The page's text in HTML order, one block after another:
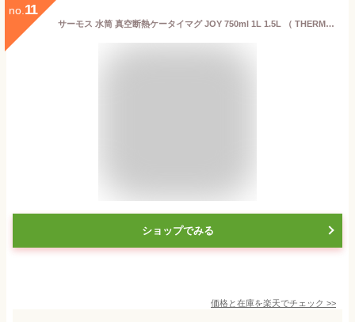
no. 11
サーモス 水筒 真空断熱ケータイマグ JOY 750ml 1L 1.5L （ THERMOS 保温 保冷 食洗機対応 直飲み ステンレスボトル 軽量 スポーツ飲料対応 食洗機OK マグ ボトル マグボトル スリム 真空断熱 魔法瓶 軽い ）【3980円以上送料無料】
ショップでみる
価格と在庫を楽天でチェック >>